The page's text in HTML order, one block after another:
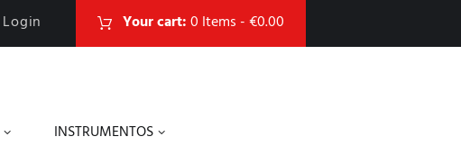
Login Your cart:0 Items -€0.00
INSTRUMENTOS